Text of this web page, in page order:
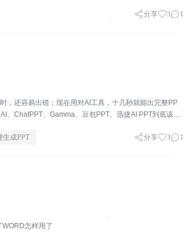
分享 3 1
，还容易出错；现在用对AI工具，十几秒就能出完整PP
、ChatPPT、Gamma、豆包PPT、迅捷AI PPT到底该怎
生成PPT 分享 3 1
怎样用了